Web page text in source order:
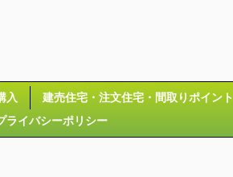
入 建売住宅・注文住宅・間取りポイント
ライバシーポリシー